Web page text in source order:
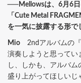
──Mellowsは、6月6日
「Cute Metal
を一気に披露する形で
Mio 2ndアルバムの『
演奏しようと思ってい
し、しかも、アルバ
盛り上がってほしいじ